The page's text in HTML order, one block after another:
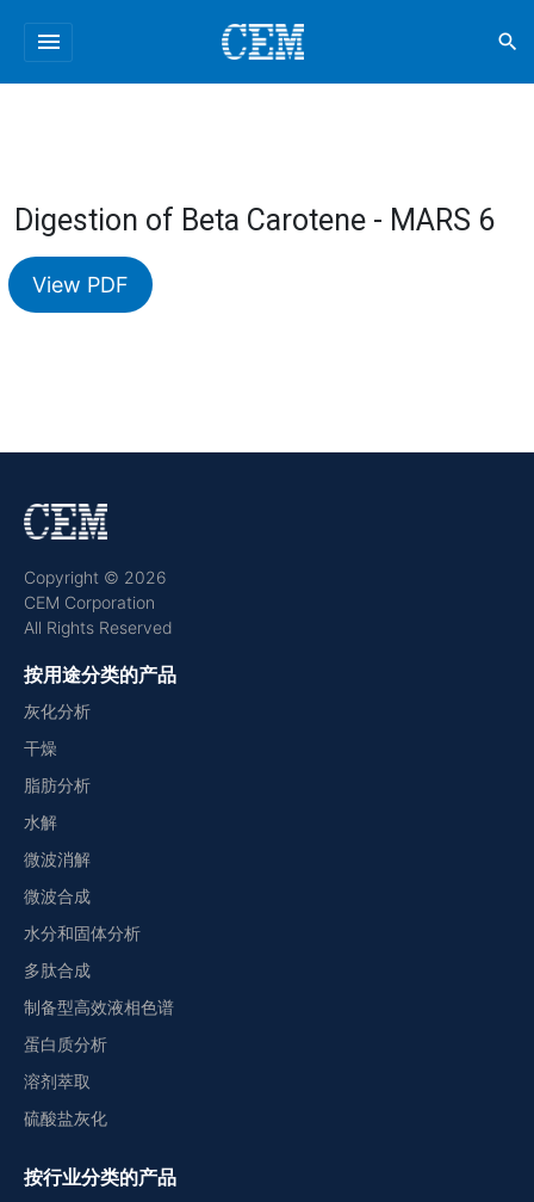
menu search
Digestion of Beta Carotene - MARS 6
View PDF
Copyright © 2026
CEM Corporation
All Rights Reserved
按用途分类的产品
灰化分析
干燥
脂肪分析
水解
微波消解
微波合成
水分和固体分析
多肽合成
制备型高效液相色谱
蛋白质分析
溶剂萃取
硫酸盐灰化
按行业分类的产品